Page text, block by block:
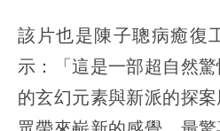
該片也是陳子聰病癒復
示：「這是一部超自然
的玄幻元素與新派的探